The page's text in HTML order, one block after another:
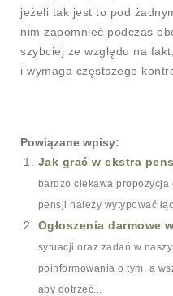
jeżeli tak jest to pod
nim zapomnieć podczas
szybciej ze względu na
i wymaga częstszego
Powiązane wpisy:
Jak grać w ekstra
bardzo ciekawa propozycja
pensji należy wytypować
Ogłoszenia darmowe
sytuacji oraz zadań w
poinformowania o tym, a
aby dotrzeć...